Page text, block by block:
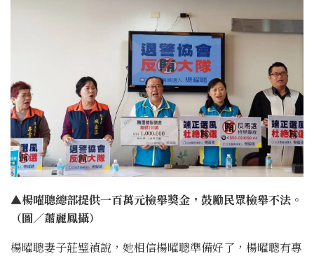
▲楊曜聰總部提供一百萬元檢舉獎金，鼓勵民眾檢舉不法。
（圖／蕭麗鳳攝）
楊曜聰妻子莊璧禎說，她相信楊曜聰準備好了，楊曜聰有專